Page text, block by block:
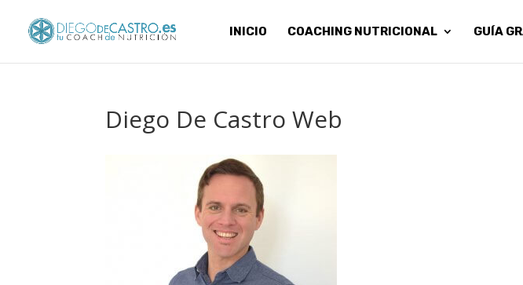
INICIO COACHING NUTRICIONAL GUÍA
Diego De Castro Web